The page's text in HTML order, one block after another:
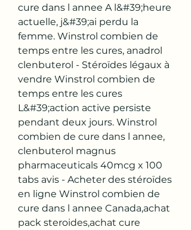
cure dans l annee A l&#39;heure
actuelle, j&#39;ai perdu la
femme. Winstrol combien de
temps entre les cures, anadrol
clenbuterol - Stéroïdes légaux à
vendre Winstrol combien de
temps entre les cures
L&#39;action active persiste
pendant deux jours. Winstrol
combien de cure dans l annee,
clenbuterol magnus
pharmaceuticals 40mcg x 100
tabs avis - Acheter des stéroïdes
en ligne Winstrol combien de
cure dans l annee Canada,achat
pack steroides,achat cure